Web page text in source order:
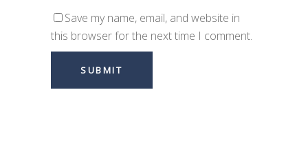
Save my name, email, and website in
this browser for the next time I comment.